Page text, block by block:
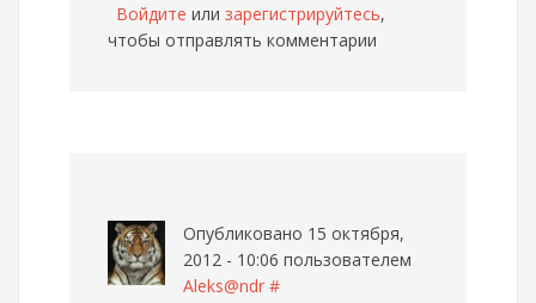
Войдите или зарегистрируйтесь,
чтобы отправлять комментарии
Опубликовано 15 октября,
2012 - 10:06 пользователем
Aleks@ndr #